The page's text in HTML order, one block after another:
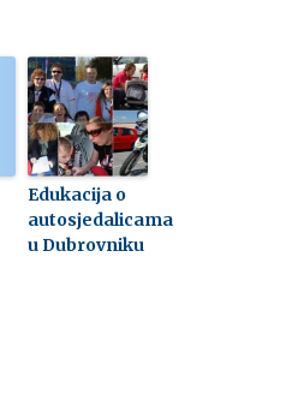
Edukacija o
autosjedalicama
u Dubrovniku